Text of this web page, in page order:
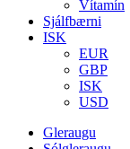
Vítamín
Sjálfbærni
ISK
EUR
GBP
ISK
USD
Gleraugu